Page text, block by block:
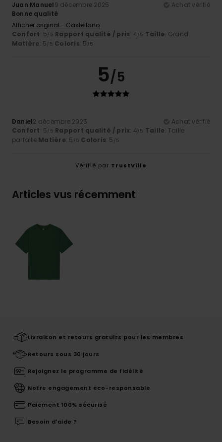
Juan Manuel9 décembre 2025
Achat vérifié
Bonne qualité
Afficher original - Castellano
Confort: 5/5 Rapport qualité / prix: 4/5 Taille: Grand
Matière: 5/5 Coloris: 5 /5
5/5
Daniel2 décembre 2025
Achat vérifié
Confort: 5/5 Rapport qualité / prix: 4/5 Taille: Taille
parfaite Matière: 5 /5 Coloris: 5 /5
Vérifié par TrustVille
Articles vus récemment
Livraison et retours gratuits pour les membres
Retours sous 30 jours
Rejoignez le programme de fidélité
Notre engagement eco-responsable
Paiement 100% sécurisé
Besoin d'aide ?